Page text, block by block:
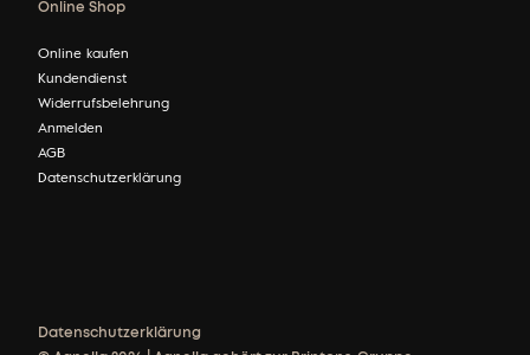
Online Shop
Online kaufen
Kundendienst
Widerrufsbelehrung
Anmelden
AGB
Datenschutzerklärung
Datenschutzerklärung